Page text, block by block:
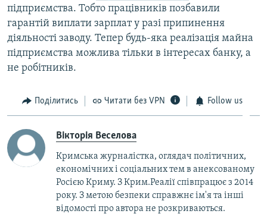
підприємства. Тобто працівників позбавили
гарантій виплати зарплат у разі припинення
діяльності заводу. Тепер будь-яка реалізація майна
підприємства можлива тільки в інтересах банку, а
не робітників.
Поділитись Читати без VPN Follow us
Вікторія Веселова
Кримська журналістка, оглядач політичних,
економічних і соціальних тем в анексованому
Росією Криму. З Крим.Реалії співпрацює з 2014
року. З метою безпеки справжнє ім'я та інші
відомості про автора не розкриваються.